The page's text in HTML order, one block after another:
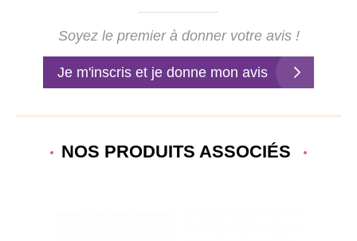
Soyez le premier à donner votre avis !
Je m'inscris et je donne mon avis
NOS PRODUITS ASSOCIÉS